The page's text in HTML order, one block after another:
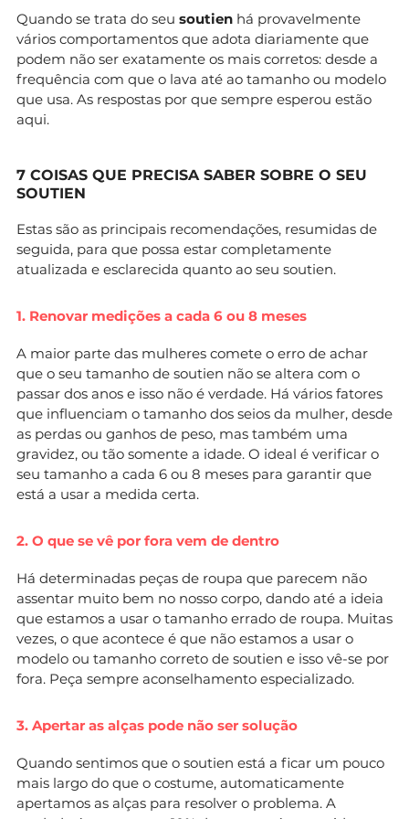
Quando se trata do seu soutien há provavelmente
vários comportamentos que adota diariamente que
podem não ser exatamente os mais corretos: desde a
frequência com que o lava até ao tamanho ou modelo
que usa. As respostas por que sempre esperou estão
aqui.
7 COISAS QUE PRECISA SABER SOBRE O SEU
SOUTIEN
Estas são as principais recomendações, resumidas de
seguida, para que possa estar completamente
atualizada e esclarecida quanto ao seu soutien.
1. Renovar medições a cada 6 ou 8 meses
A maior parte das mulheres comete o erro de achar
que o seu tamanho de soutien não se altera com o
passar dos anos e isso não é verdade. Há vários fatores
que influenciam o tamanho dos seios da mulher, desde
as perdas ou ganhos de peso, mas também uma
gravidez, ou tão somente a idade. O ideal é verificar o
seu tamanho a cada 6 ou 8 meses para garantir que
está a usar a medida certa.
2. O que se vê por fora vem de dentro
Há determinadas peças de roupa que parecem não
assentar muito bem no nosso corpo, dando até a ideia
que estamos a usar o tamanho errado de roupa. Muitas
vezes, o que acontece é que não estamos a usar o
modelo ou tamanho correto de soutien e isso vê-se por
fora. Peça sempre aconselhamento especializado.
3. Apertar as alças pode não ser solução
Quando sentimos que o soutien está a ficar um pouco
mais largo do que o costume, automaticamente
apertamos as alças para resolver o problema. A